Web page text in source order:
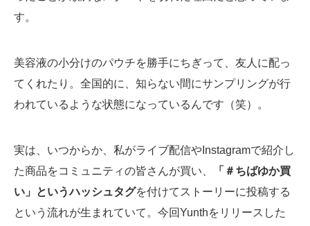
す。
美容液の小分けのパウチを勝手にちぎって、友人に配っ
てくれたり。全国的に、知らない間にサンプリングが行
われているような状態になっているんです（笑）。
実は、いつからか、私がライブ配信やInstagramで紹介し
た商品をコミュニティの皆さんが買い、
「＃ちばゆか買
い」というハッシュタグを付けてストーリーに投稿する
という流れが生まれていて。今回Yunthをリリースした